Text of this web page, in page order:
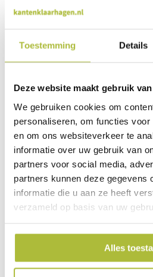
Toestemming Details
Deze website maakt gebruik
We gebruiken cookies om
personaliseren, om functies
en om ons websiteverkeer te
informatie over uw gebruik van
partners voor social media,
partners kunnen deze gegevens
informatie die u aan ze heeft
verzameld op basis van uw
Alles
We staan voor je klaar
team!
Start chat
Mail
Whatsapp0344-228103
Specificaties
Merk
Latijnse naam
Wintergroen